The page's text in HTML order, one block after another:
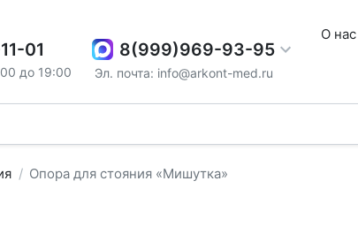
01
до 19:00
8(999)969-93-95
Эл. почта: info@arkont-med.ru
О нас
Опора для стояния «Мишутка»